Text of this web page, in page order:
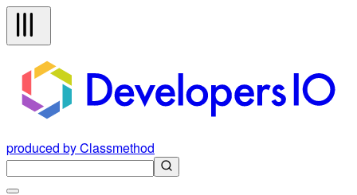
produced by Classmethod